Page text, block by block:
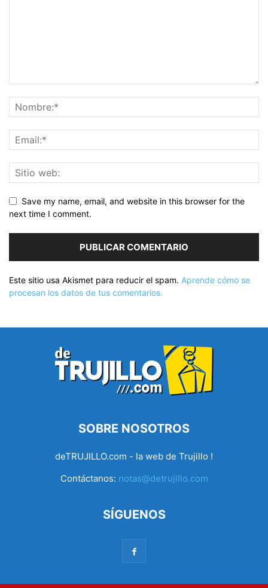
Save my name, email, and website in this browser for the
next time I comment.
Este sitio usa Akismet para reducir el spam. Aprende cómo se
procesan los datos de tus comentarios.
SOBRE NOSOTROS
deTRUJILLO.com - la web de Trujillo !
Contáctanos: notas@detrujillo.com
SÍGUENOS